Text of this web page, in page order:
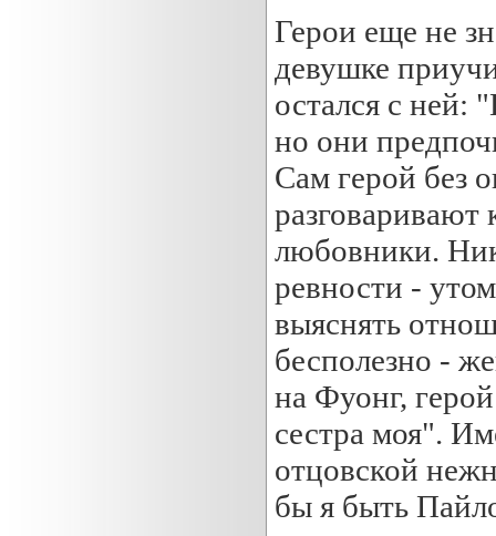
Герои еще не
девушке
остался с ней:
но они
Сам герой без
разговаривают
любовники.
ревности -
выяснять
бесполезно -
на Фуонг,
сестра моя".
отцовской
бы я быть